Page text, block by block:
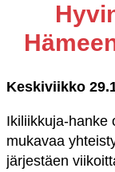
Keskiviikko
Ikiliikkuja-hanke
mukavaa
järjestäen